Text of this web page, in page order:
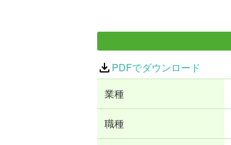
PDFでダウンロード
業種
職種